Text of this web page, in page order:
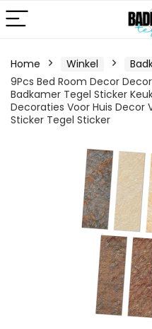
Home Winkel
9Pcs Bed Room Decor
Badkamer Tegel Sticker
Decoraties Voor Huis Decor
Sticker Tegel Sticker